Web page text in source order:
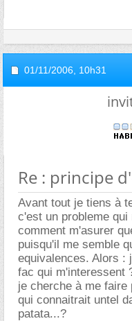
01/11/2006, 10h31
Re : principe
Avant tout je tiens à
c'est un probleme
comment m'asurer
puisqu'il me semble
equivalences. Alors :
fac qui m'interessent
je cherche à me faire
qui connaitrait untel
patata...?